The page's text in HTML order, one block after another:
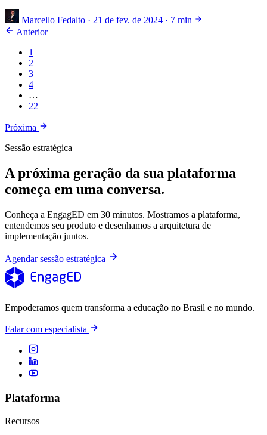
Marcello Fedalto · 21 de fev. de 2024 · 7 min
Anterior
1
2
3
4
…
22
Próxima
Sessão estratégica
A próxima geração da sua plataforma
começa em uma conversa.
Conheça a EngagED em 30 minutos. Mostramos a plataforma,
entendemos seu produto e desenhamos a arquitetura de
implementação juntos.
Agendar sessão estratégica
Empoderamos quem transforma a educação no Brasil e no mundo.
Falar com especialista
Plataforma
Recursos